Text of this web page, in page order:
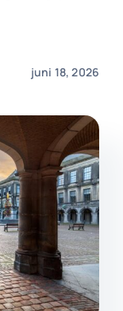
juni 18, 2026